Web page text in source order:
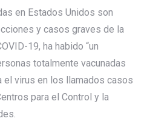
en Estados Unidos son
y casos graves de la
19, ha habido “un
totalmente vacunadas
el virus en los llamados casos
para el Control y la